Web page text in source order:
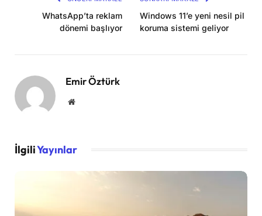
WhatsApp’ta reklam
dönemi başlıyor
Windows 11’e yeni nesil pil
koruma sistemi geliyor
Emir Öztürk
Website
İlgiliYayınlar